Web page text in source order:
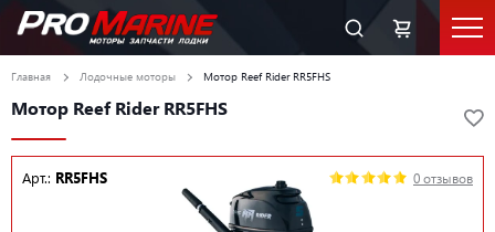
Главная Лодочные моторы Мотор Reef Rider RR5FHS
Мотор Reef Rider RR5FHS
Арт.: RR5FHS 0 отзывов